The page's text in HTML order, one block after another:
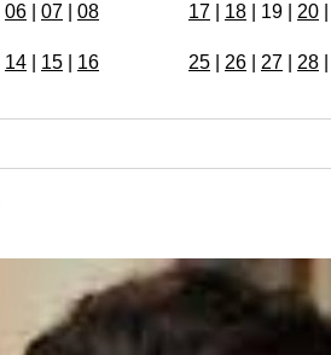
06 07 08
14 15 16
17 18 | 19 | 20
25 26 27 28